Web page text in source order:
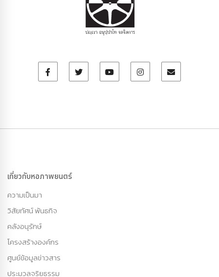
เกี่ยวกับหอภาพยนตร์
ความเป็นมา
วิสัยทัศน์ พันธกิจ
คลังอนุรักษ์
โครงสร้างองค์กร
ศูนย์ข้อมูลข่าวสาร
ประมวลจริยธรรม